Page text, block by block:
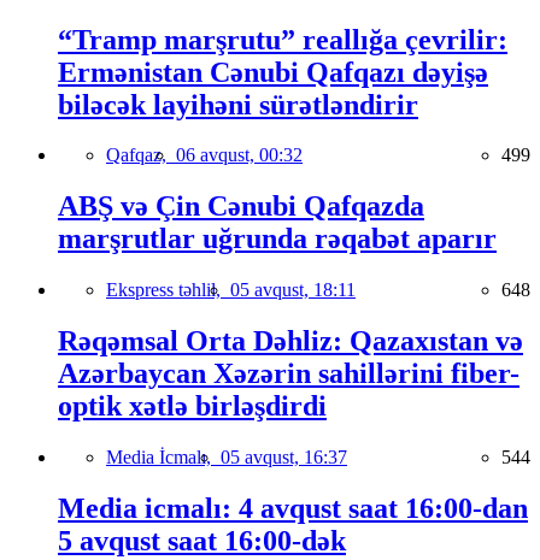
“Tramp marşrutu” reallığa çevrilir:
Ermənistan Cənubi Qafqazı dəyişə
biləcək layihəni sürətləndirir
Qafqaz, 06 avqust, 00:32 499
ABŞ və Çin Cənubi Qafqazda
marşrutlar uğrunda rəqabət aparır
Ekspress təhlil, 05 avqust, 18:11 648
Rəqəmsal Orta Dəhliz: Qazaxıstan və
Azərbaycan Xəzərin sahillərini fiber-
optik xətlə birləşdirdi
Media İcmalı, 05 avqust, 16:37 544
Media icmalı: 4 avqust saat 16:00-dan
5 avqust saat 16:00-dək